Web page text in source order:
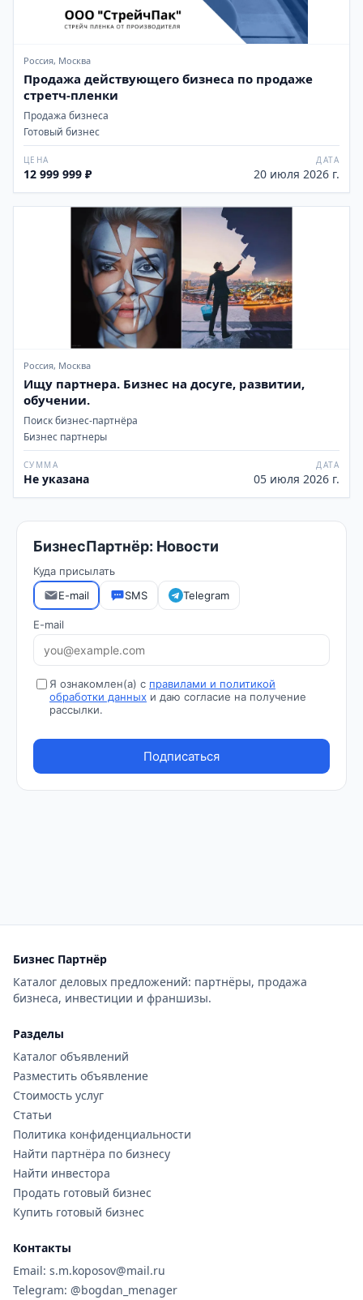
Россия, Москва
Продажа действующего бизнеса по продаже
стретч-пленки
Продажа бизнеса
Готовый бизнес
ЦЕНА
12 999 999 ₽
ДАТА
20 июля 2026 г.
Россия, Москва
Ищу партнера. Бизнес на досуге, развитии,
обучении.
Поиск бизнес-партнёра
Бизнес партнеры
СУММА
Не указана
ДАТА
05 июля 2026 г.
Бизнес Партнёр
Каталог деловых предложений: партнёры, продажа
бизнеса, инвестиции и франшизы.
Разделы
Каталог объявлений
Разместить объявление
Стоимость услуг
Статьи
Политика конфиденциальности
Найти партнёра по бизнесу
Найти инвестора
Продать готовый бизнес
Купить готовый бизнес
Контакты
Email: s.m.koposov@mail.ru
Telegram: @bogdan_menager